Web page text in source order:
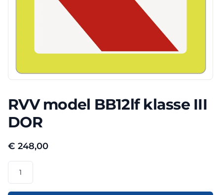
RVV model BB12lf klasse III
DOR
€ 248,00
model
BB12lf